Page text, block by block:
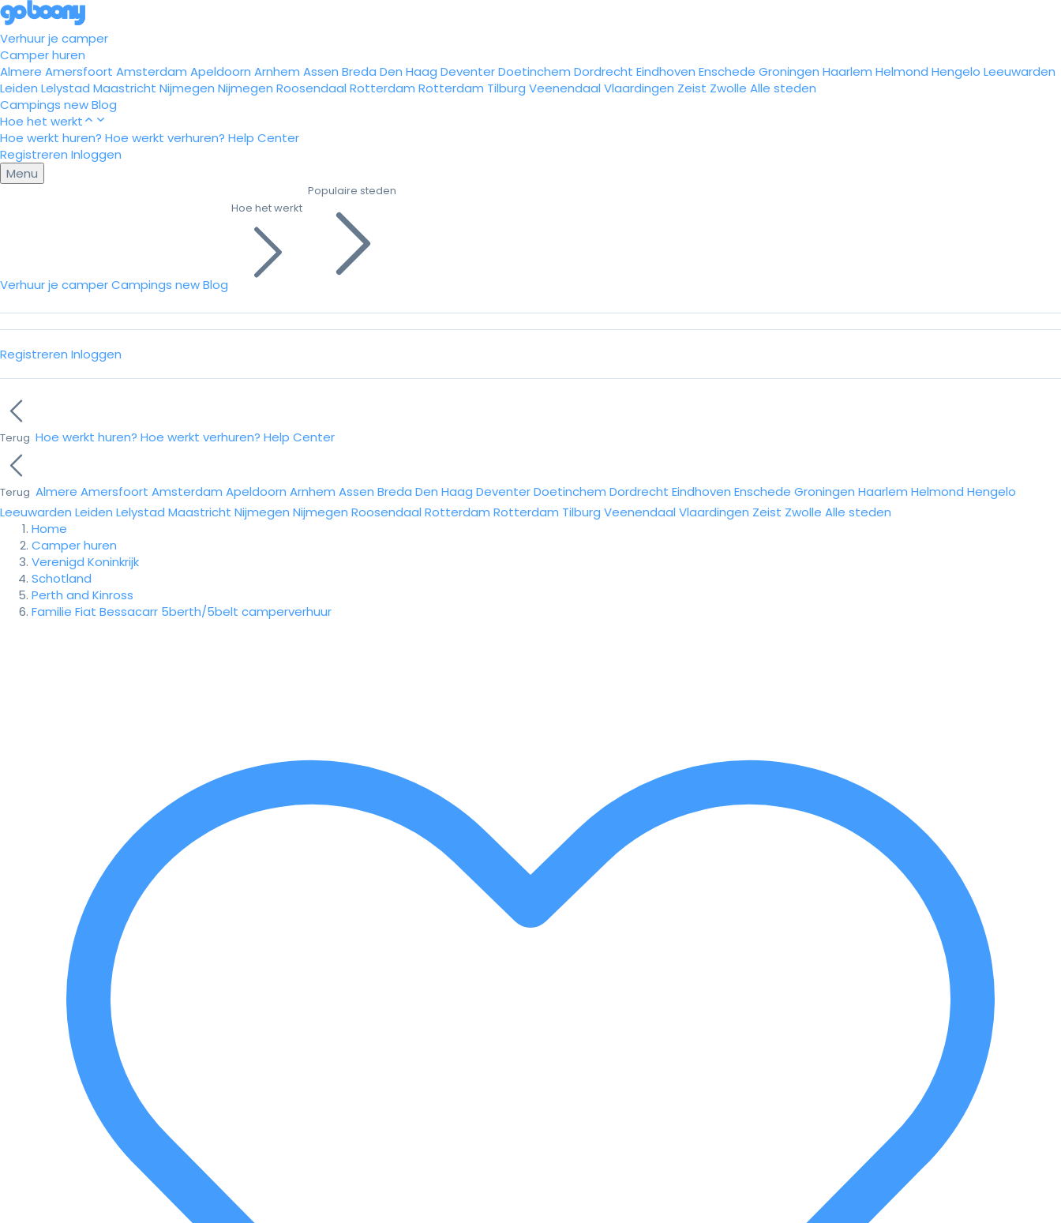
Verhuur je camper
Camper huren
Almere Amersfoort Amsterdam Apeldoorn Arnhem Assen Breda Den Haag DeventerDoetinchem Dordrecht Eindhoven Enschede Groningen Haarlem Helmond Hengelo Leeuwarden
Leiden Lelystad Maastricht Nijmegen Nijmegen Roosendaal Rotterdam Rotterdam Tilburg Veenendaal Vlaardingen Zeist Zwolle Alle steden
Campings newBlog
Hoe het werkt
Hoe werkt huren? Hoe werkt verhuren? Help Center
Registreren Inloggen
Menu
Verhuur je camperCampings newBlog
Hoe het werkt
Populaire steden
Registreren Inloggen
Terug Hoe werkt huren? Hoe werkt verhuren? Help Center
Terug Almere Amersfoort Amsterdam Apeldoorn Arnhem Assen Breda Den Haag DeventerDoetinchem Dordrecht Eindhoven Enschede Groningen Haarlem Helmond Hengelo
Leeuwarden Leiden Lelystad Maastricht Nijmegen Nijmegen Roosendaal Rotterdam Rotterdam Tilburg Veenendaal Vlaardingen Zeist Zwolle Alle steden
Home
Camper huren
Verenigd Koninkrijk
Schotland
Perth and Kinross
Familie Fiat Bessacarr 5berth/5belt camperverhuur